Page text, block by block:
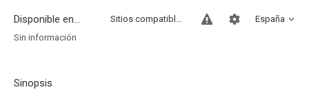
Disponible en... España
Sitios compatibles
Sin información
Sinopsis